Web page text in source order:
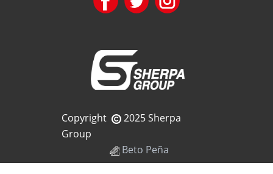
Copyright
2025 Sherpa
Group
Beto Peña